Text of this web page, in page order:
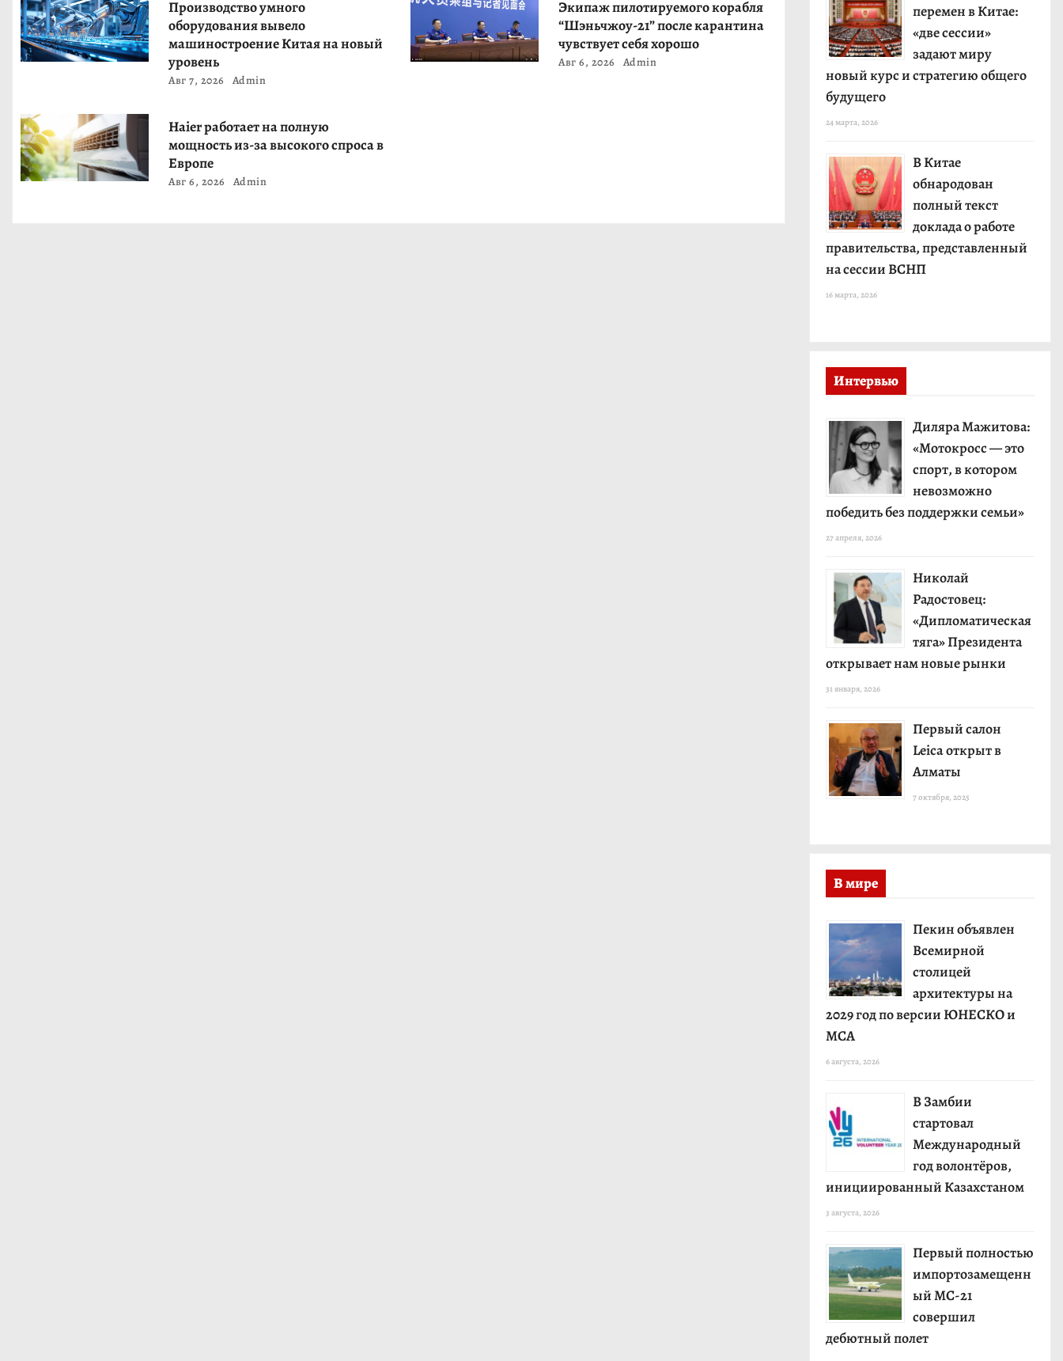
п
о
а
п
Производство умного
оборудования вывело
машиностроение Китая на новый
уровень
Авг 7, 2026 Admin
Экипаж пилотируемого корабля
“Шэньчжоу-21” после карантина
чувствует себя хорошо
Авг 6, 2026 Admin
Haier работает на полную
мощность из-за высокого спроса в
Европе
Авг 6, 2026 Admin
перемен в Китае:
«две сессии»
задают миру
новый курс и стратегию общего
будущего
24 марта, 2026
В Китае
обнародован
полный текст
доклада о работе
правительства, представленный
на сессии ВСНП
16 марта, 2026
Интервью
Диляра Мажитова:
«Мотокросс — это
спорт, в котором
невозможно
победить без поддержки семьи»
27 апреля, 2026
Николай
Радостовец:
«Дипломатическая
тяга» Президента
открывает нам новые рынки
31 января, 2026
Первый салон
Leica открыт в
Алматы
7 октября, 2025
В мире
Пекин объявлен
Всемирной
столицей
архитектуры на
2029 год по версии ЮНЕСКО и
МСА
6 августа, 2026
В Замбии
стартовал
Международный
год волонтёров,
инициированный Казахстаном
3 августа, 2026
Первый полностью
импортозамещенн
ый МС-21
совершил
дебютный полет